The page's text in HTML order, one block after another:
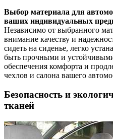
Выбор материала для
ваших индивидуальных
Независимо от выбранного
внимание качеству и
сидеть на сиденье, легко
быть прочными и
обеспечения комфорта и
чехлов и салона вашего
Безопасность и
тканей